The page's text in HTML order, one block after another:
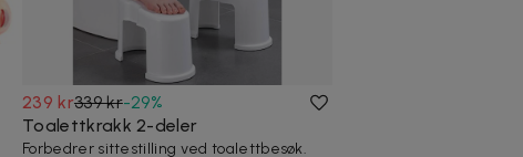
239 kr339 kr-29%
Toalettkrakk 2-deler
Forbedrer sittestilling ved toalettbesøk.